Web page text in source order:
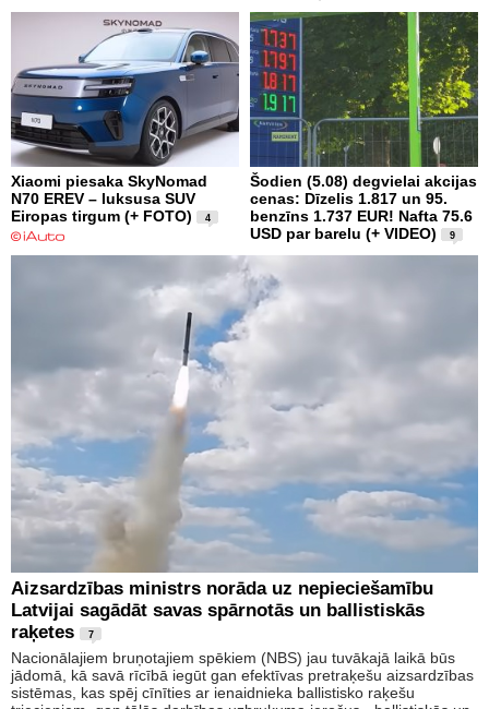
Xiaomi piesaka SkyNomad
N70 EREV – luksusa SUV
Eiropas tirgum (+ FOTO)
4
Šodien (5.08) degvielai akcijas
cenas: Dīzelis 1.817 un 95.
benzīns 1.737 EUR! Nafta 75.6
USD par barelu (+ VIDEO)
9
Aizsardzības ministrs norāda uz nepieciešamību
Latvijai sagādāt savas spārnotās un ballistiskās
raķetes
7
Nacionālajiem bruņotajiem spēkiem (NBS) jau tuvākajā laikā būs
jādomā, kā savā rīcībā iegūt gan efektīvas pretraķešu aizsardzības
sistēmas, kas spēj cīnīties ar ienaidnieka ballistisko raķešu